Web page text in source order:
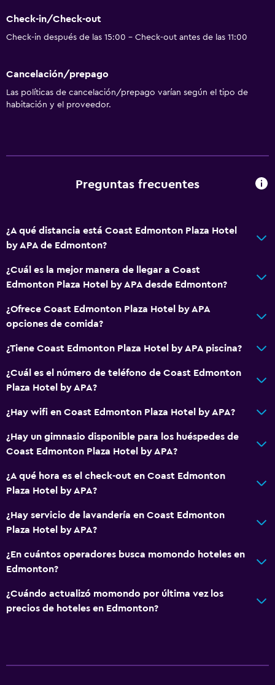
Check-in/Check-out
Check-in después de las 15:00 - Check-out antes de las 11:00
Cancelación/prepago
Las políticas de cancelación/prepago varían según el tipo de
habitación y el proveedor.
Preguntas frecuentes
¿A qué distancia está Coast Edmonton Plaza Hotel
by APA de Edmonton?
¿Cuál es la mejor manera de llegar a Coast
Edmonton Plaza Hotel by APA desde Edmonton?
¿Ofrece Coast Edmonton Plaza Hotel by APA
opciones de comida?
¿Tiene Coast Edmonton Plaza Hotel by APA piscina?
¿Cuál es el número de teléfono de Coast Edmonton
Plaza Hotel by APA?
¿Hay wifi en Coast Edmonton Plaza Hotel by APA?
¿Hay un gimnasio disponible para los huéspedes de
Coast Edmonton Plaza Hotel by APA?
¿A qué hora es el check-out en Coast Edmonton
Plaza Hotel by APA?
¿Hay servicio de lavandería en Coast Edmonton
Plaza Hotel by APA?
¿En cuántos operadores busca momondo hoteles en
Edmonton?
¿Cuándo actualizó momondo por última vez los
precios de hoteles en Edmonton?